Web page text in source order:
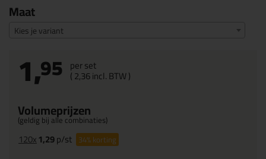
Maat
Kies je variant
1,95 per set
(2,36incl. BTW )
Volumeprijzen
(geldig bij alle combinaties)
120x1,29p/st 34%korting